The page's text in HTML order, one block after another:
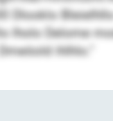
Dlooklo
lholo Delome
ihlhlo.“